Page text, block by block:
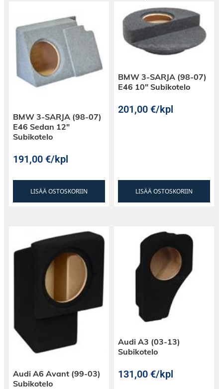
BMW 3-SARJA (98-07)
E46 Sedan 12″
Subikotelo
191,00€/kpl
LISÄÄ OSTOSKORIIN
BMW 3-SARJA (98-07)
E46 10″ Subikotelo
201,00€/kpl
LISÄÄ OSTOSKORIIN
Audi A6 Avant (99-03)
Subikotelo
Audi A3 (03-13)
Subikotelo
131,00€/kpl